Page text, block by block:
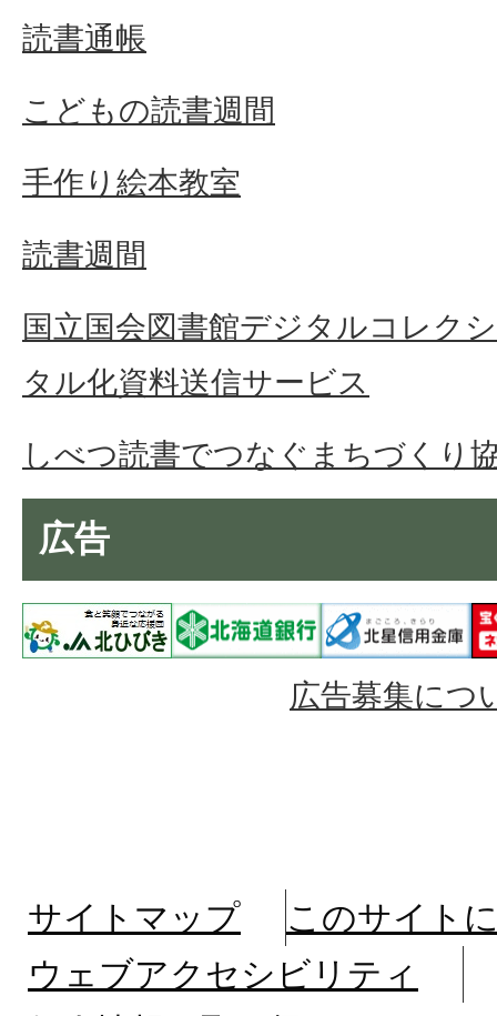
読書通帳
こどもの読書週間
手作り絵本教室
読書週間
国立国会図書館デジタルコレク
タル化資料送信サービス
しべつ読書でつなぐまちづくり
広告
広告募集につ
サイトマップ
このサイト
ウェブアクセシビリティ